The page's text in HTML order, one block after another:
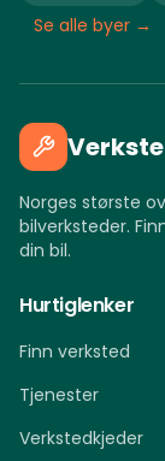
Se alle byer →
Norges største
bilverksteder.
din bil.
Hurtiglenker
Finn verksted
Tjenester
Verkstedkjeder